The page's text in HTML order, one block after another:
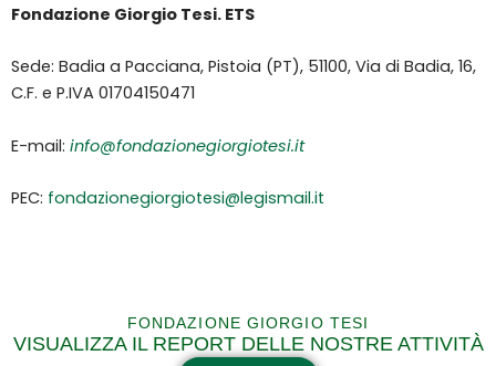
Fondazione Giorgio Tesi. ETS
Sede: Badia a Pacciana, Pistoia (PT), 51100, Via di Badia, 16,
C.F. e P.IVA 01704150471
E-mail: info@fondazionegiorgiotesi.it
PEC: fondazionegiorgiotesi@legismail.it
FONDAZIONE GIORGIO TESI
VISUALIZZA IL REPORT DELLE NOSTRE ATTIVITÀ